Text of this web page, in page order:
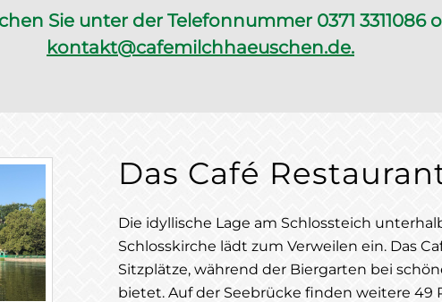
Sie unter der Telefonnummer 0371 3311086
kontakt@cafemilchhaeuschen.de.
Das Café
Die idyllische Lage am Schlossteich
Schlosskirche lädt zum Verweilen ein. Das
Sitzplätze, während der Biergarten bei
bietet. Auf der Seebrücke finden weitere 49